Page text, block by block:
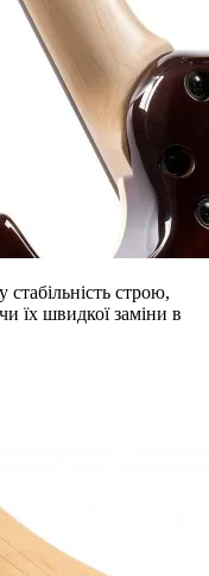
стабільність строю,
їх швидкої заміни в